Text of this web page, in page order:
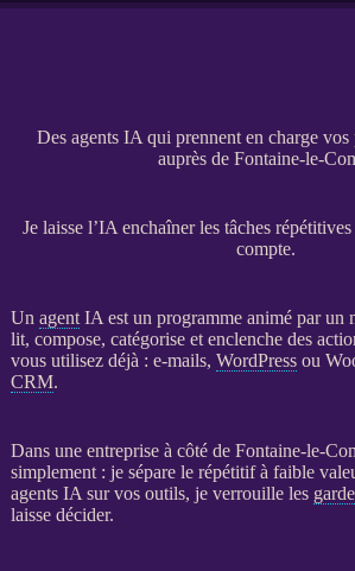
Des agents IA qui prennent en charge vos
auprès de Fontaine-le-
Je laisse l’IA enchaîner les tâches
compte.
Un agent IA est un programme animé par un
lit, compose, catégorise et enclenche des
vous utilisez déjà : e-mails, WordPressou
CRM.
Dans une entreprise à côté de Fontaine-le-
simplement : je sépare le répétitif à faible
agents IA sur vos outils, je verrouille les
laisse décider.